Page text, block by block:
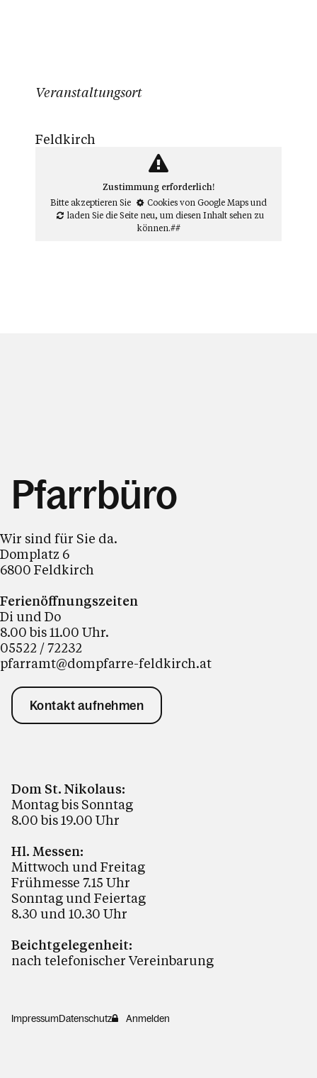
Veranstaltungsort
Feldkirch
Zustimmung erforderlich!
Bitte akzeptieren Sie
Cookies von Google Mapsund
laden Sie die Seite neu, um diesen Inhalt sehen zu
können.##
Pfarrbüro
Wir sind für Sie da.
Domplatz 6
6800 Feldkirch
Ferienöffnungszeiten
Di und Do
8.00 bis 11.00 Uhr.
05522 / 72232
pfarramt@dompfarre-feldkirch.at
Kontakt aufnehmen
Dom St. Nikolaus:
Montag bis Sonntag
8.00 bis 19.00 Uhr
Hl. Messen:
Mittwoch und Freitag
Frühmesse 7.15 Uhr
Sonntag und Feiertag
8.30 und 10.30 Uhr
Beichtgelegenheit:
nach telefonischer Vereinbarung
ImpressumDatenschutz Anmelden